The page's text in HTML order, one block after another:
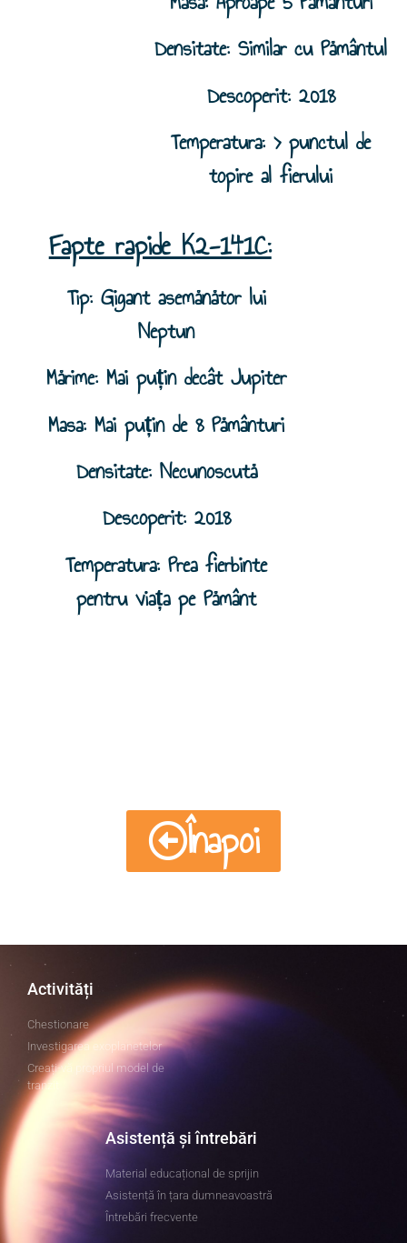
Densitate: Similar cu Pământul
Descoperit: 2018
Temperatura: > punctul de
topire al fierului
Fapte rapide K2-141C:
Tip: Gigant asemănător lui
Neptun
Mărime: Mai puțin decât Jupiter
Masa: Mai puțin de 8 Pământuri
Densitate: Necunoscută
Descoperit: 2018
Temperatura: Prea fierbinte
pentru viața pe Pământ
Înapoi
Activități
Chestionare
Investigarea exoplanetelor
Creați-vă propriul model de
tranzit
Asistență și întrebări
Material educațional de sprijin
Asistență în țara dumneavoastră
Întrebări frecvente